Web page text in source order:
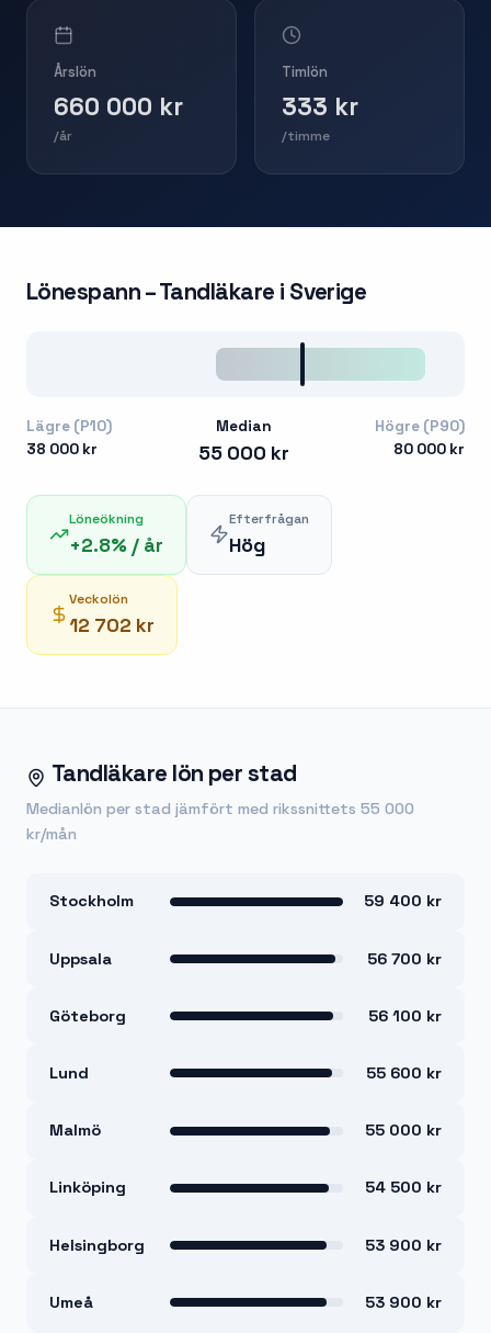
Årslön
660 000 kr
/år
Timlön
333 kr
/timme
Lönespann –Tandläkare i Sverige
Lägre (P10)
38 000 kr
Median
55 000 kr
Högre (P90)
80 000 kr
Löneökning
+2.8% / år
Efterfrågan
Hög
Veckolön
12 702 kr
Tandläkare lön per stad
Medianlön per stad jämfört med rikssnittets 55 000
kr/mån
Stockholm 59 400 kr
Uppsala 56 700 kr
Göteborg 56 100 kr
Lund 55 600 kr
Malmö 55 000 kr
Linköping 54 500 kr
Helsingborg 53 900 kr
Umeå 53 900 kr